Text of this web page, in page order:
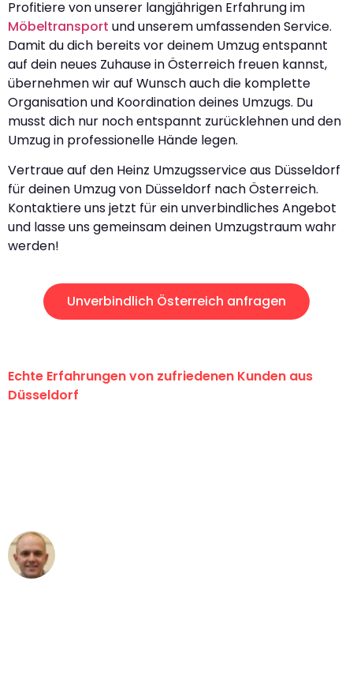
Profitiere von unserer langjährigen Erfahrung im
Möbeltransport und unserem umfassenden Service.
Damit du dich bereits vor deinem Umzug entspannt
auf dein neues Zuhause in Österreich freuen kannst,
übernehmen wir auf Wunsch auch die komplette
Organisation und Koordination deines Umzugs. Du
musst dich nur noch entspannt zurücklehnen und den
Umzug in professionelle Hände legen.
Vertraue auf den Heinz Umzugsservice aus Düsseldorf
für deinen Umzug von Düsseldorf nach Österreich.
Kontaktiere uns jetzt für ein unverbindliches Angebot
und lasse uns gemeinsam deinen Umzugstraum wahr
werden!
Unverbindlich Österreich anfragen
Echte Erfahrungen von zufriedenen Kunden aus
Düsseldorf